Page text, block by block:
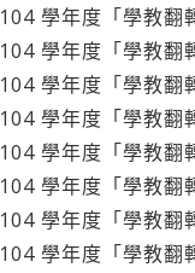
104 學年度「學教翻
104 學年度「學教翻
104 學年度「學教翻
104 學年度「學教翻
104 學年度「學教翻
104 學年度「學教翻
104 學年度「學教翻
104 學年度「學教翻